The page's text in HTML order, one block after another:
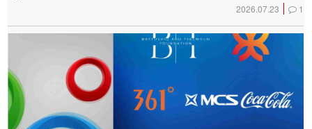
2026.07.23 1